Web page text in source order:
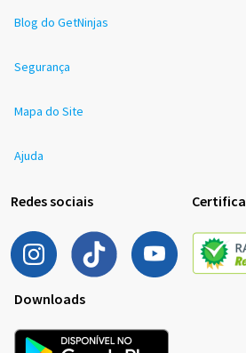
Blog do GetNinjas
Segurança
Mapa do Site
Ajuda
Redes sociais
Downloads